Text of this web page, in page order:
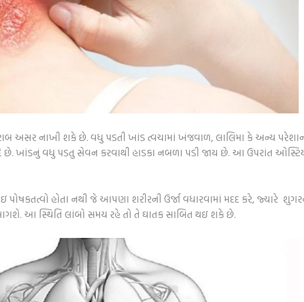
અસર નાખી શકે છે. વધુ પડતી ખાંડ ત્વચામાં ખંજવાળ, લાલિમા કે અન્ય
છે. ખાંડનું વધુ પડતુ સેવન કરવાથી હાડકા નબળા પડી જાય છે. આ ઉપરાંત
પોષકતત્વો હોતા નથી જે આપણા શરીરની ઉર્જા વધારવામાં મદદ કરે, જ્યારે
આ સ્થિતિ લાંબો સમય રહે તો તે ઘાતક સાબિત થઇ શકે છે.